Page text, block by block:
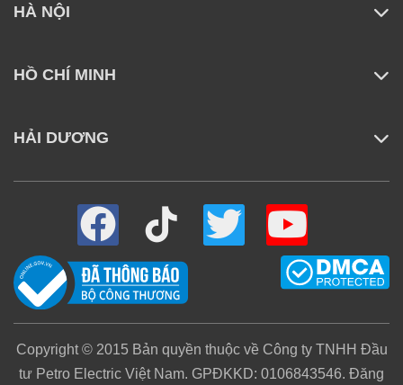
Nâng tầm độ tương phản và chiều sâu hình
ảnh với HDR Enhance
Không chỉ dừng lại ở độ phân giải cao, công nghệ
HDR Enhance được trang bị trên mẫu tivi Xiaomi 55
inch này còn giúp cải thiện rõ rệt độ sáng, độ tương
phản và khả năng hiển thị vùng sáng – tối. Khi xem
HÀ NỘI
HỒ CHÍ MINH
HẢI DƯƠNG
Copyright © 2015 Bản quyền thuộc về Công ty TNHH Đầu
tư Petro Electric Việt Nam. GPĐKKD: 0106843546. Đăng